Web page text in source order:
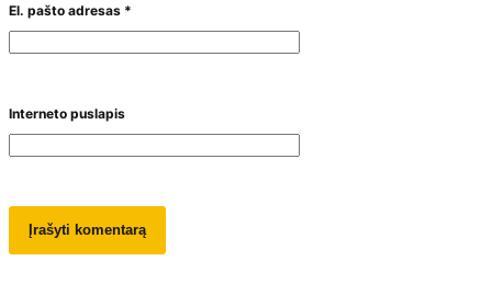
El. pašto adresas *
Interneto puslapis